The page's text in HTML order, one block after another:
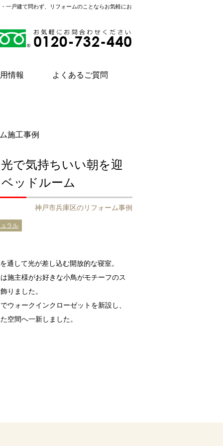
一戸建て問わず、リフォームのことならお気軽にお
情報 よくあるご質問
施工事例
で気持ちいい朝を迎
ッドルーム
神戸市兵庫区のリフォーム事例
ラル
通して光が差し込む開放的な寝室。
施主様がお好きな小鳥がモチーフのス
りました。
ウォークインクローゼットを新設し、
空間へ一新しました。